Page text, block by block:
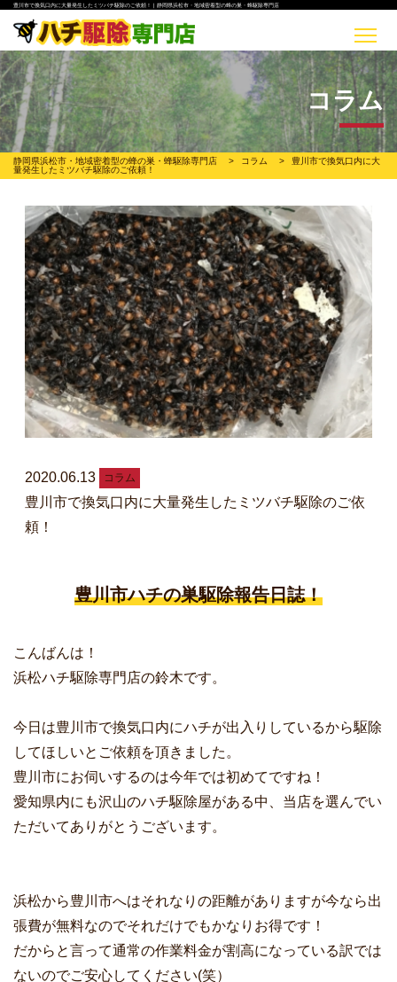
豊川市で換気口内に大量発生したミツバチ駆除のご依頼！ | 静岡県浜松市・地域密着型の蜂の巣・蜂駆除専門店
コラム
静岡県浜松市・地域密着型の蜂の巣・蜂駆除専門店 > コラム >
豊川市で換気口内に大
量発生したミツバチ駆除のご依頼！
2020.06.13 コラム
豊川市で換気口内に大量発生したミツバチ駆除のご依
頼！
豊川市ハチの巣駆除報告日誌！
こんばんは！
浜松ハチ駆除専門店の鈴木です。
今日は豊川市で換気口内にハチが出入りしているから駆除
してほしいとご依頼を頂きました。
豊川市にお伺いするのは今年では初めてですね！
愛知県内にも沢山のハチ駆除屋がある中、当店を選んでい
ただいてありがとうございます。
浜松から豊川市へはそれなりの距離がありますが今なら出
張費が無料なのでそれだけでもかなりお得です！
だからと言って通常の作業料金が割高になっている訳では
ないのでご安心してください(笑）